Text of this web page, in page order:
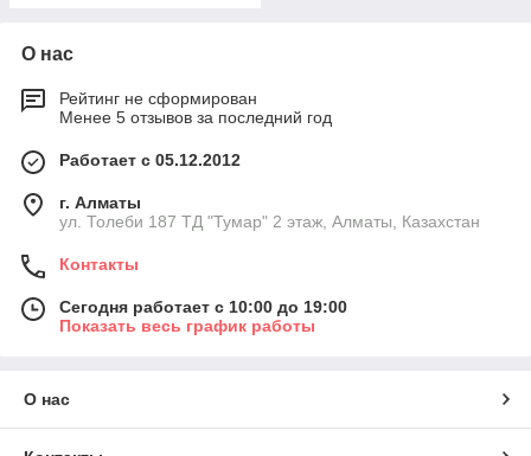
О нас
Рейтинг не сформирован
Менее 5 отзывов за последний год
Работает с 05.12.2012
г. Алматы
ул. Толеби 187 ТД "Тумар" 2 этаж, Алматы, Казахстан
Контакты
Сегодня работает с 10:00 до 19:00
Показать весь график работы
О нас